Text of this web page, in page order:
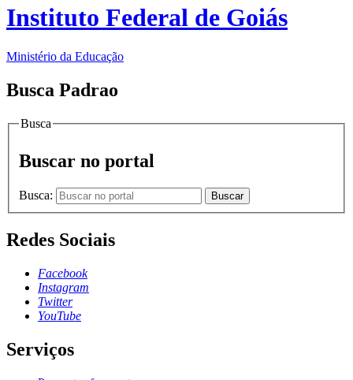
Instituto Federal de Goiás
Ministério da Educação
Busca Padrao
Busca
Buscar no portal
Busca: Buscar
Redes Sociais
Facebook
Instagram
Twitter
YouTube
Serviços